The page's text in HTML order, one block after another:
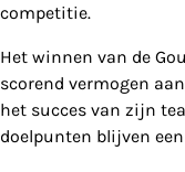
competitie.
Het winnen van de
scorend vermogen
het succes van zijn
doelpunten blijven